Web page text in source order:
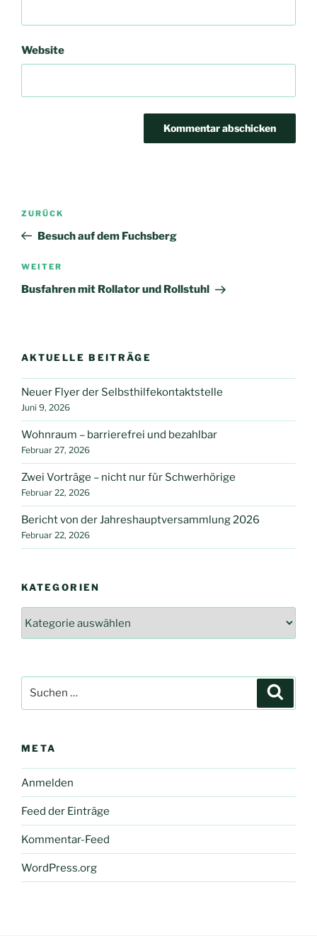
Website
Beitrags-
Vorheriger
Beitrag
ZURÜCK
Besuch auf dem Fuchsberg
Nächster
Beitrag
WEITER
Busfahren mit Rollator und Rollstuhl
AKTUELLE BEITRÄGE
Neuer Flyer der Selbsthilfekontaktstelle
Juni 9, 2026
Wohnraum – barrierefrei und bezahlbar
Februar 27, 2026
Zwei Vorträge – nicht nur für Schwerhörige
Februar 22, 2026
Bericht von der Jahreshauptversammlung 2026
Februar 22, 2026
KATEGORIEN
nach:
META
Anmelden
Feed der Einträge
Kommentar-Feed
WordPress.org